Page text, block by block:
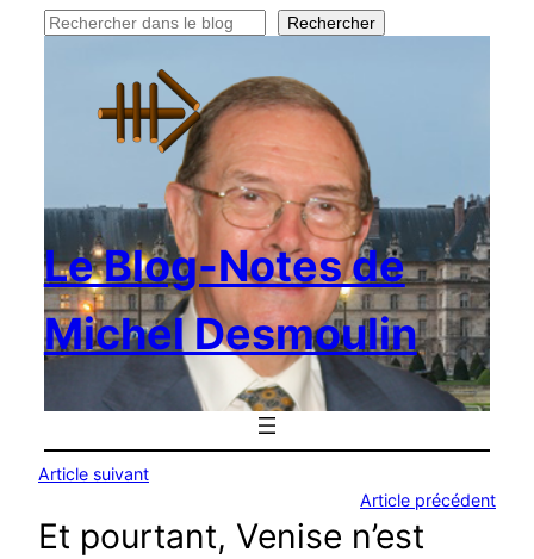
Rechercher Rechercher
Le Blog-Notes de
Michel Desmoulin
Article suivant
Article précédent
Et pourtant, Venise n’est